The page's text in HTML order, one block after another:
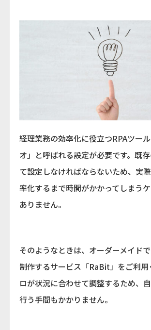
経理業務の効率化に役立つRPAツー
オ」と呼ばれる設定が必要です。既
て設定しなければならないため、実
率化するまで時間がかかってしまう
ありません。
そのようなときは、オーダーメイド
制作するサービス「RaBit」をご利
ロが状況に合わせて調整するため、
行う手間もかかりません。